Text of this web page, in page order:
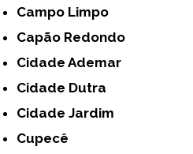
Campo Limpo
Capão Redondo
Cidade Ademar
Cidade Dutra
Cidade Jardim
Cupecê